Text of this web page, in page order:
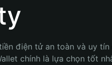
điện tử an toàn và uy tín
chính là lựa chọn tốt